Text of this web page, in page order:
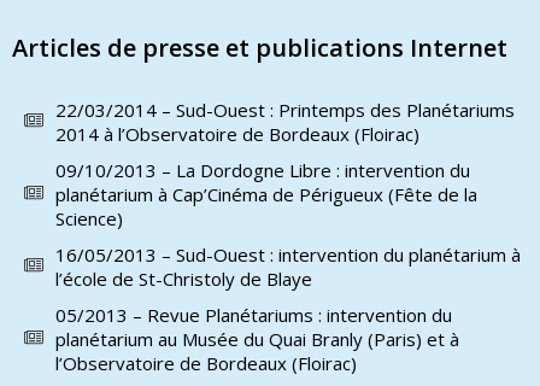
Articles de presse et publications Internet
22/03/2014 – Sud-Ouest : Printemps des Planétariums
2014 à l’Observatoire de Bordeaux (Floirac)
09/10/2013 – La Dordogne Libre : intervention du
planétarium à Cap’Cinéma de Périgueux (Fête de la
Science)
16/05/2013 – Sud-Ouest : intervention du planétarium à
l’école de St-Christoly de Blaye
05/2013 – Revue Planétariums : intervention du
planétarium au Musée du Quai Branly (Paris) et à
l’Observatoire de Bordeaux (Floirac)